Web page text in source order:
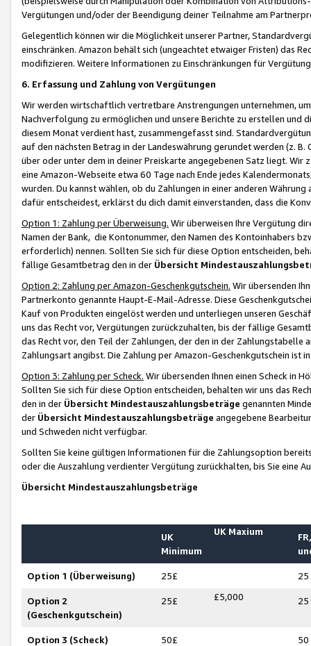
Vergütungen und/oder der Beendigung deiner Teilnahme am
Gelegentlich können wir die Möglichkeit unserer Partner,
einschränken. Amazon behält sich (ungeachtet etwaiger Fristen) das
modifizieren. Weitere Informationen zu Einschränkungen für
6. Erfassung und Zahlung von Vergütungen
Wir werden wirtschaftlich vertretbare Anstrengungen unternehmen,
Nachverfolgung zu ermöglichen und unsere Berichte zu erstellen und
diesem Monat verdient hast, zusammengefasst sind.
auf den nächsten Betrag in der Landeswährung gerundet werden (z.
über oder unter dem in deiner Preiskarte angegebenen Satz liegt.
eine Amazon-Webseite etwa 60 Tage nach Ende jedes
wurden. Du kannst wählen, ob du Zahlungen in einer anderen
dafür entscheidest, erklärst du dich damit einverstanden, dass die
Option 1: Zahlung per Überweisung. Wir überweisen Ihre Vergütung
Namen der Bank, die Kontonummer, den Namen des Kontoinhabers
erforderlich) nennen. Sollten Sie sich für diese Option entscheiden,
fällige Gesamtbetrag den in der Übersicht
Option 2: Zahlung per Amazon-Geschenkgutschein. Wir übersenden
Partnerkonto genannte Haupt-E-Mail-Adresse. Diese
Kauf von Produkten eingelöst werden und unterliegen unseren
uns das Recht vor, Vergütungen zurückzuhalten, bis der fällige
das Recht vor, den Teil der Zahlungen, der den in der
Zahlungsart angibst. Die Zahlung per Amazon-Geschenkgutschein ist
Option 3: Zahlung per Scheck. Wir übersenden Ihnen einen Scheck in
Sollten Sie sich für diese Option entscheiden, behalten wir uns das
den in der Übersicht Mindestauszahlungsbeträge genannten
der Übersicht Mindestauszahlungsbeträge angegebene
und Schweden nicht verfügbar.
Sollten Sie keine gültigen Informationen für die Zahlungsoption
oder die Auszahlung verdienter Vergütung zurückhalten, bis Sie
Übersicht Mindestauszahlungsbeträge
UK
Minimum
UK Maxium
Option 1 (Überweisung) 25£ 25
Option 2
(Geschenkgutschein)
25£ £5,000 25
Option 3 (Scheck) 50£ 50